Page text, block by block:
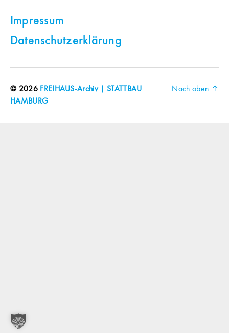
Impressum
Datenschutzerklärung
© 2026 FREIHAUS-Archiv | STATTBAU
HAMBURG
Nach oben ↑